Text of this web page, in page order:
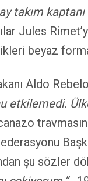
takım
Jules
beyaz
Aldo
etkilemedi.
şu sözler